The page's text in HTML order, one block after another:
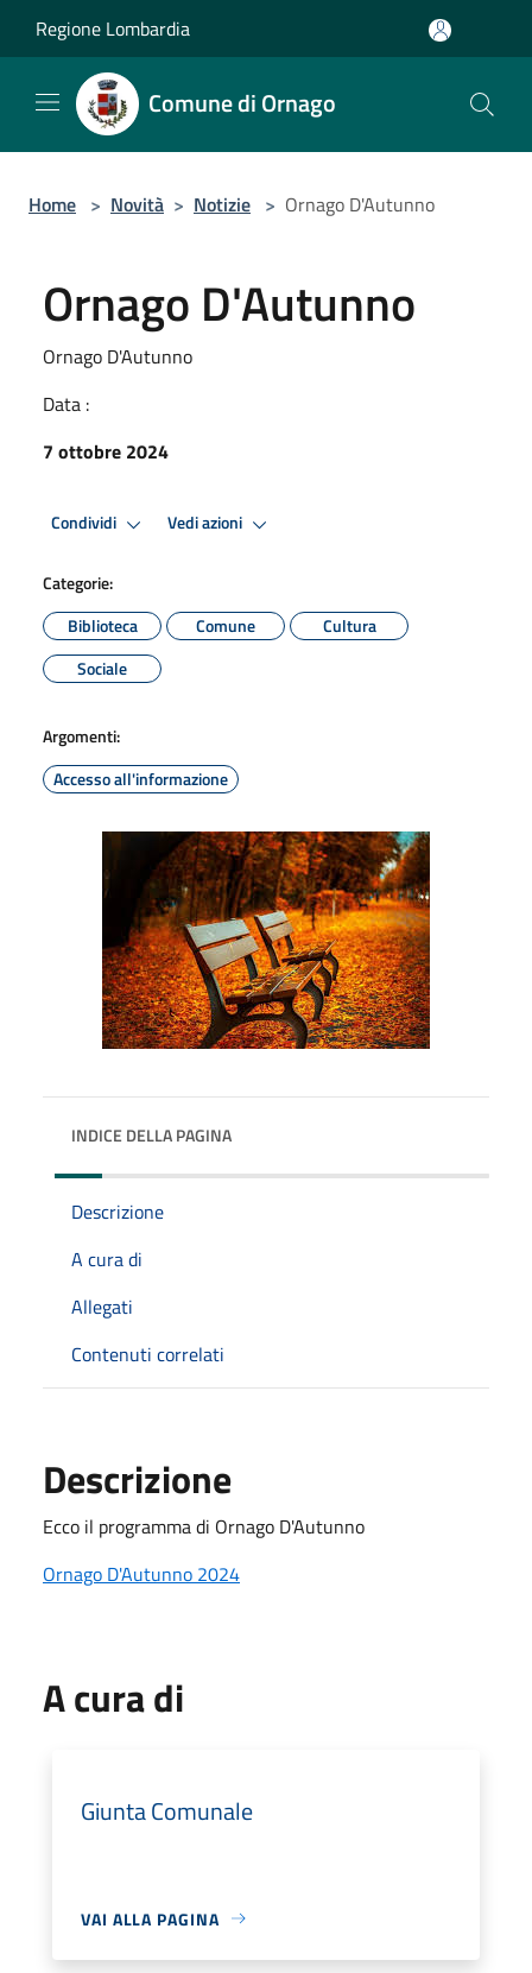
Regione Lombardia
Comune di Ornago
Home > Novità > Notizie > Ornago D'Autunno
Ornago D'Autunno
Ornago D'Autunno
Data :
7 ottobre 2024
Condividi Vedi azioni
Categorie:
Biblioteca
Comune
Cultura
Sociale
Argomenti:
Accesso all'informazione
INDICE DELLA PAGINA
Descrizione
A cura di
Allegati
Contenuti correlati
Descrizione
Ecco il programma di Ornago D'Autunno
Ornago D'Autunno 2024
A cura di
Giunta Comunale
VAI ALLA PAGINA